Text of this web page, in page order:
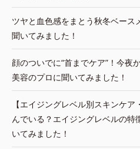
ツヤと血色感をまとう秋冬ベース
聞いてみました！
顔のついでに“首までケア”！今夜
美容のプロに聞いてみました！
【エイジングレベル別スキンケ
んでいる？エイジングレベルの
いてみました！